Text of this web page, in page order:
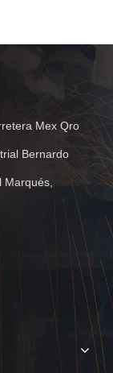
Mex Qro
Bernardo